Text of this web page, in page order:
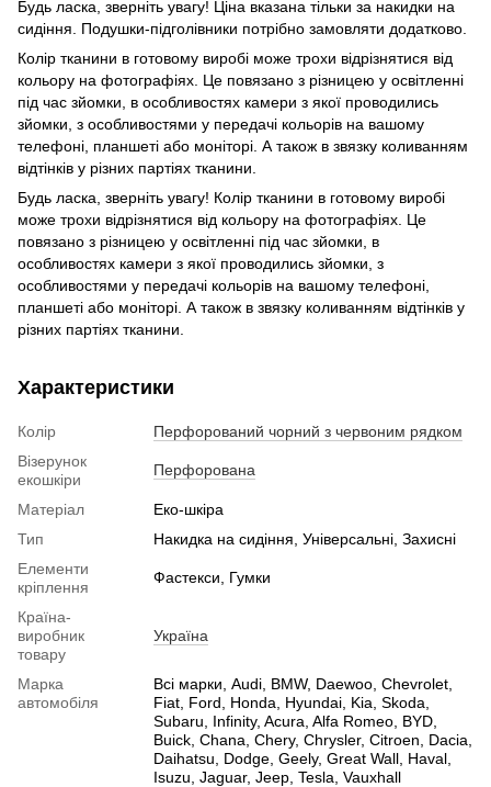
Будь ласка, зверніть увагу! Ціна вказана тільки за накидки на
сидіння. Подушки-підголівники потрібно замовляти додатково.
Колір тканини в готовому виробі може трохи відрізнятися від
кольору на фотографіях. Це повязано з різницею у освітленні
під час зйомки, в особливостях камери з якої проводились
зйомки, з особливостями у передачі кольорів на вашому
телефоні, планшеті або моніторі. А також в звязку коливанням
відтінків у різних партіях тканини.
Будь ласка, зверніть увагу! Колір тканини в готовому виробі
може трохи відрізнятися від кольору на фотографіях. Це
повязано з різницею у освітленні під час зйомки, в
особливостях камери з якої проводились зйомки, з
особливостями у передачі кольорів на вашому телефоні,
планшеті або моніторі. А також в звязку коливанням відтінків у
різних партіях тканини.
Характеристики
Колір
Перфорований чорний з червоним рядком
Візерунок
екошкіри
Перфорована
Матеріал
Еко-шкіра
Тип
Накидка на сидіння, Універсальні, Захисні
Елементи
кріплення
Фастекси, Гумки
Країна-
виробник
товару
Україна
Марка
автомобіля
Всі марки, Audi, BMW, Daewoo, Chevrolet,
Fiat, Ford, Honda, Hyundai, Kia, Skoda,
Subaru, Infinity, Acura, Alfa Romeo, BYD,
Buick, Chana, Chery, Chrysler, Citroen, Dacia,
Daihatsu, Dodge, Geely, Great Wall, Haval,
Isuzu, Jaguar, Jeep, Tesla, Vauxhall